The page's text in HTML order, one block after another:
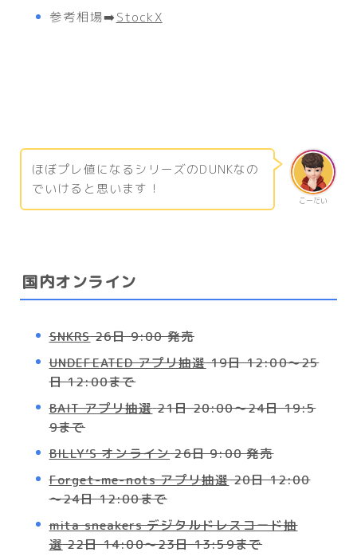
参考相場➡️StockX
こーだい
ほぼプレ値になるシリーズのDUNKなの
でいけると思います！
国内オンライン
SNKRS26日 9:00 発売
UNDEFEATED アプリ抽選19日 12:00～25
日 12:00まで
BAIT アプリ抽選 21日 20:00～24日 19:5
9まで
BILLY’S オンライン26日 9:00 発売
Forget-me-nots アプリ抽選20日 12:00
～24日 12:00まで
mita sneakers デジタルドレスコード抽
選22日 14:00〜23日 13:59まで